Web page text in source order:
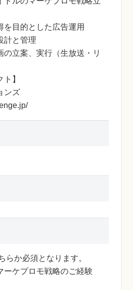
を目的とした広告運用
計と管理
の立案、実行（生放送・リ
】
ンズ
らか必須となります。
ーケプロモ戦略のご経験